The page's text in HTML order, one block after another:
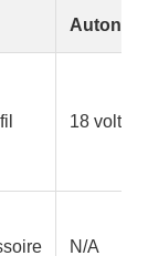
18 volts
N/A